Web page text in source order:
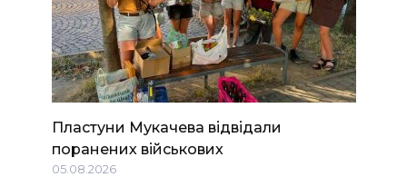
Пластуни Мукачева відвідали
поранених військових
05.08.2026